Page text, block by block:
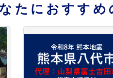
たにおすすめ